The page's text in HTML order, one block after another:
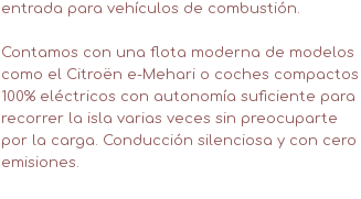
entrada para vehículos de combustión.
Contamos con una flota moderna de modelos
como el Citroën e-Mehari o coches compactos
100% eléctricos con autonomía suficiente para
recorrer la isla varias veces sin preocuparte
por la carga. Conducción silenciosa y con cero
emisiones.